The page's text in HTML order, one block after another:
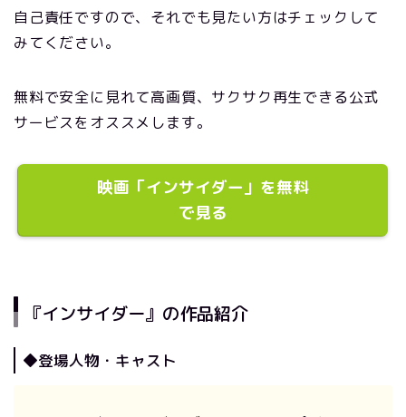
自己責任ですので、それでも見たい方はチェックして
みてください。
無料で安全に見れて高画質、サクサク再生できる公式
サービスをオススメします。
映画「インサイダー」を無料
で見る
『インサイダー』の作品紹介
◆登場人物・キャスト